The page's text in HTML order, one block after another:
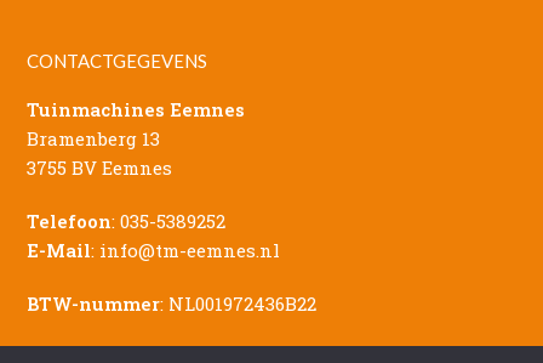
CONTACTGEGEVENS
Tuinmachines Eemnes
Bramenberg 13
3755 BV Eemnes
Telefoon:035-5389252
E-Mail: info@tm-eemnes.nl
BTW-nummer: NL001972436B22